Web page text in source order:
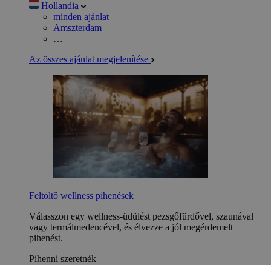
Hollandia
minden ajánlat
Amszterdam
…
Az összes ajánlat megjelenítése
Feltöltő wellness pihenések
Válasszon egy wellness-üdülést pezsgőfürdővel, szaunával
vagy termálmedencével, és élvezze a jól megérdemelt
pihenést.
Pihenni szeretnék